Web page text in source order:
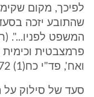
לפיכך, מקום
שהתובע יזכה
פרמצבטית
ואח', פד"י כח(1) 372).
סעד של סילוק